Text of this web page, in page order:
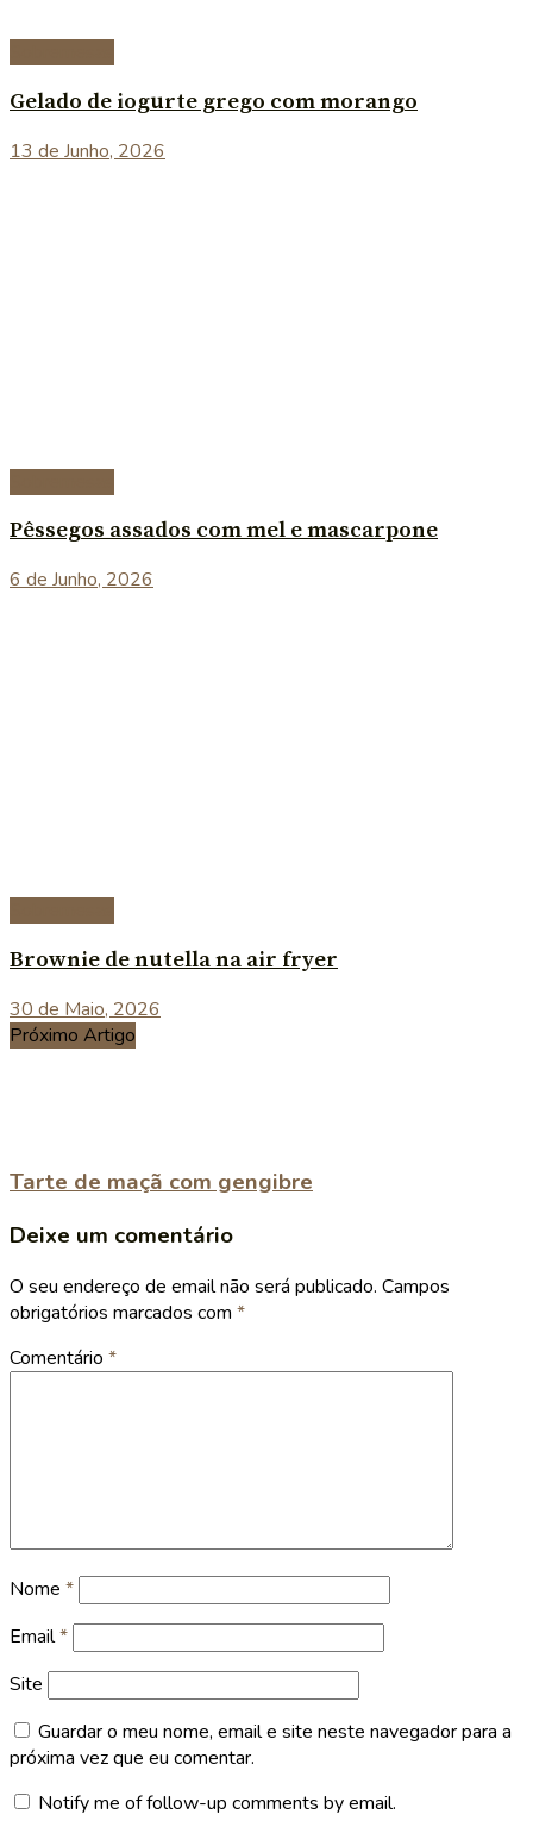
Gelado de iogurte grego com morango
13 de Junho, 2026
Pêssegos assados com mel e mascarpone
6 de Junho, 2026
Brownie de nutella na air fryer
30 de Maio, 2026
Próximo Artigo
Tarte de maçã com gengibre
Deixe um comentário
O seu endereço de email não será publicado. Campos
obrigatórios marcados com *
Comentário *
Nome *
Email*
Site
Guardar o meu nome, email e site neste navegador para a
próxima vez que eu comentar.
Notify me of follow-up comments by email.